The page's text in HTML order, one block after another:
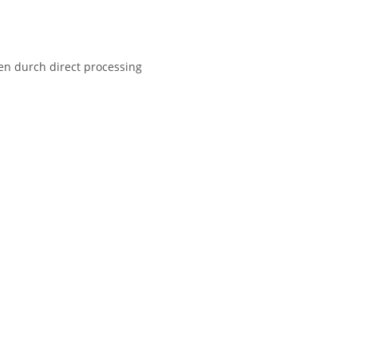
durch direct processing